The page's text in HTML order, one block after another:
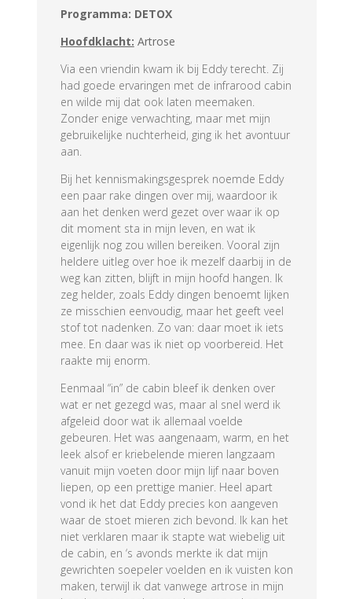
Programma: DETOX
Hoofdklacht: Artrose
Via een vriendin kwam ik bij Eddy terecht. Zij
had goede ervaringen met de infrarood cabin
en wilde mij dat ook laten meemaken.
Zonder enige verwachting, maar met mijn
gebruikelijke nuchterheid, ging ik het avontuur
aan.
Bij het kennismakingsgesprek noemde Eddy
een paar rake dingen over mij, waardoor ik
aan het denken werd gezet over waar ik op
dit moment sta in mijn leven, en wat ik
eigenlijk nog zou willen bereiken. Vooral zijn
heldere uitleg over hoe ik mezelf daarbij in de
weg kan zitten, blijft in mijn hoofd hangen. Ik
zeg helder, zoals Eddy dingen benoemt lijken
ze misschien eenvoudig, maar het geeft veel
stof tot nadenken. Zo van: daar moet ik iets
mee. En daar was ik niet op voorbereid. Het
raakte mij enorm.
Eenmaal “in” de cabin bleef ik denken over
wat er net gezegd was, maar al snel werd ik
afgeleid door wat ik allemaal voelde
gebeuren. Het was aangenaam, warm, en het
leek alsof er kriebelende mieren langzaam
vanuit mijn voeten door mijn lijf naar boven
liepen, op een prettige manier. Heel apart
vond ik het dat Eddy precies kon aangeven
waar de stoet mieren zich bevond. Ik kan het
niet verklaren maar ik stapte wat wiebelig uit
de cabin, en ‘s avonds merkte ik dat mijn
gewrichten soepeler voelden en ik vuisten kon
maken, terwijl ik dat vanwege artrose in mijn